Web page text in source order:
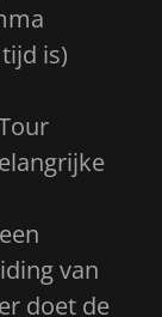
is)
van
doet de